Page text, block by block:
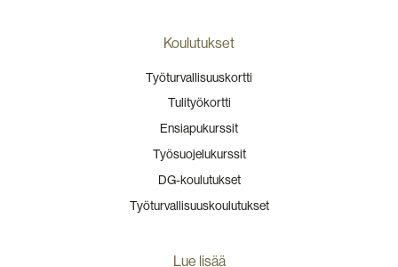
Koulutukset
Työturvallisuuskortti
Tulityökortti
Ensiapukurssit
Työsuojelukurssit
DG-koulutukset
Työturvallisuuskoulutukset
Lue lisää